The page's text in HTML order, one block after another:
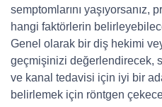
semptomlarını
hangi faktörlerin
Genel olarak bir diş hekimi
geçmişinizi değerlendirecek,
ve kanal tedavisi için iyi bir
belirlemek için röntgen